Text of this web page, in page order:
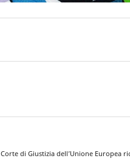
di Giustizia dell’Unione Europea